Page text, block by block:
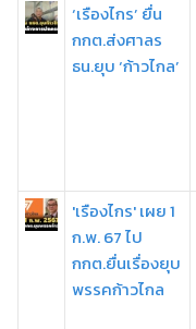
‘เรืองไกร’ ยื่น
กกต.ส่งศาลร
ธน.ยุบ ‘ก้าวไกล’
'เรืองไกร' เผย 1
ก.พ. 67 ไป
กกต.ยื่นเรื่องยุบ
พรรคก้าวไกล